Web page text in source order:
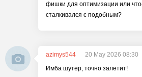
фишки для оптимизации или
сталкивался с подобным?
azimys544
20 May 2026 08:30
Имба шутер, точно залетит!